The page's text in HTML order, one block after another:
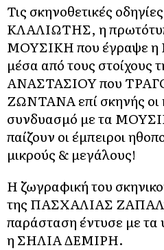
Τις σκηνοθετικές
ΚΛΑΛΙΩΤΗΣ, η
ΜΟΥΣΙΚΗ που έγραψε
μέσα από τους στοίχους
ΑΝΑΣΤΑΣΙΟΥ που
ΖΩΝΤΑΝΑ επί σκηνής οι
συνδυασμό με τα
παίζουν οι έμπειροι
μικρούς & μεγάλους!
Η ζωγραφική του
της ΠΑΣΧΑΛΙΑΣ
παράσταση έντυσε με τα
η ΣΗΛΙΑ ΔΕΜΙΡΗ.